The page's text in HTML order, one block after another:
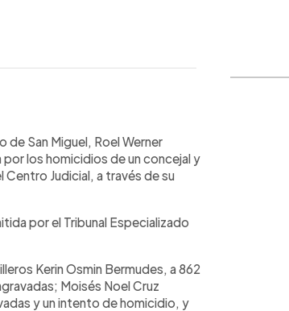
San Miguel, Roel Werner
los homicidios de un concejal y
Centro Judicial, a través de su
por el Tribunal Especializado
Kerin Osmin Bermudes, a 862
Moisés Noel Cruz
y un intento de homicidio, y